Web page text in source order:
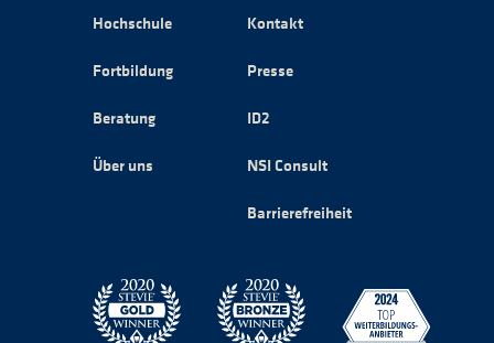
Hochschule
Fortbildung
Beratung
Über uns
Kontakt
Presse
ID2
NSI Consult
Barrierefreiheit